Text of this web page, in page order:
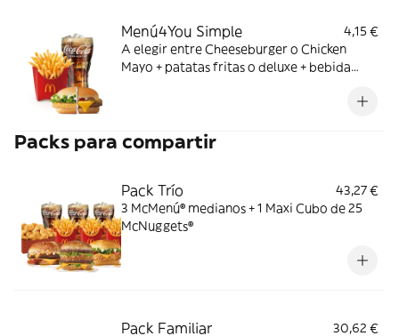
Menú4You Simple
4,15 €
A elegir entre Cheeseburger o Chicken
Mayo + patatas fritas o deluxe + bebida
Packs para compartir
Pack Trío
43,27 €
3 McMenú® medianos + 1 Maxi Cubo de 25
McNuggets®
Pack Familiar
30,62 €